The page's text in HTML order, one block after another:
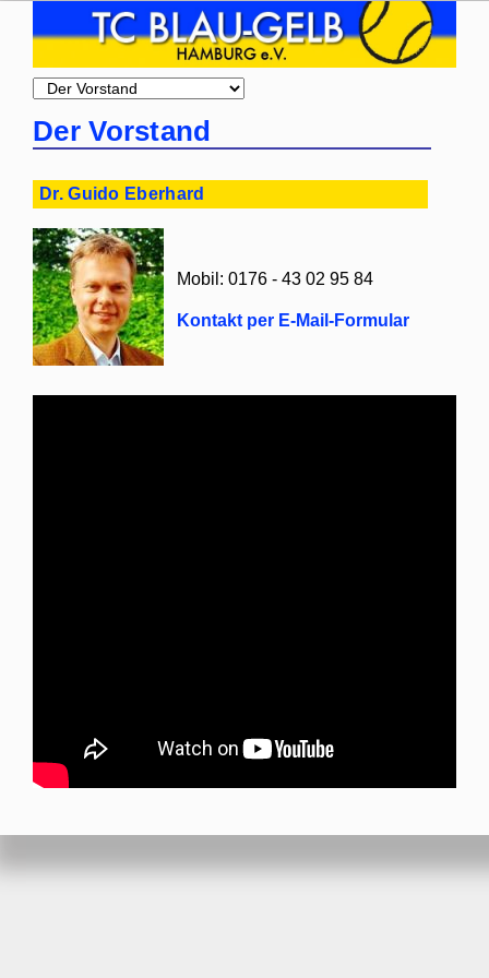
Zielseite
Der Vorstand
Dr. Guido Eberhard
Mobil: 0176 - 43 02 95 84
Kontakt per E-Mail-Formular